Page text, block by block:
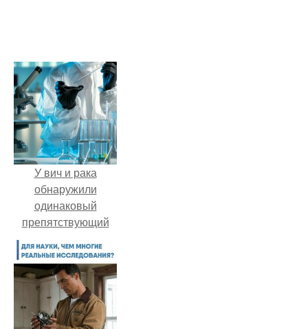
У вич и рака
обнаружили
одинаковый
препятствующий
лечению механизм.